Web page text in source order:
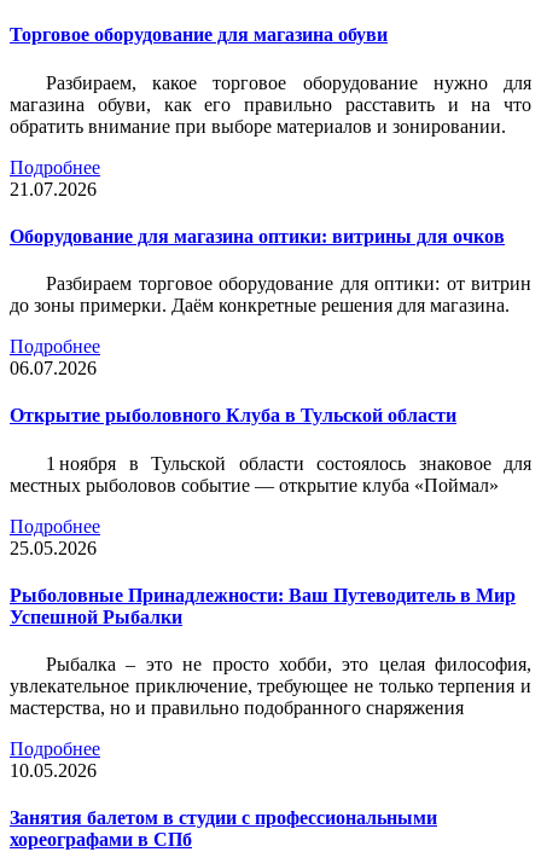
Торговое оборудование для магазина обуви
Разбираем, какое торговое оборудование нужно для
магазина обуви, как его правильно расставить и на что
обратить внимание при выборе материалов и зонировании.
Подробнее
21.07.2026
Оборудование для магазина оптики: витрины для очков
Разбираем торговое оборудование для оптики: от витрин
до зоны примерки. Даём конкретные решения для магазина.
Подробнее
06.07.2026
Открытие рыболовного Клуба в Тульской области
1 ноября в Тульской области состоялось знаковое для
местных рыболовов событие — открытие клуба «Поймал»
Подробнее
25.05.2026
Рыболовные Принадлежности: Ваш Путеводитель в Мир
Успешной Рыбалки
Рыбалка – это не просто хобби, это целая философия,
увлекательное приключение, требующее не только терпения и
мастерства, но и правильно подобранного снаряжения
Подробнее
10.05.2026
Занятия балетом в студии с профессиональными
хореографами в СПб